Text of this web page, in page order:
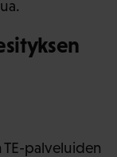
TE-palveluiden